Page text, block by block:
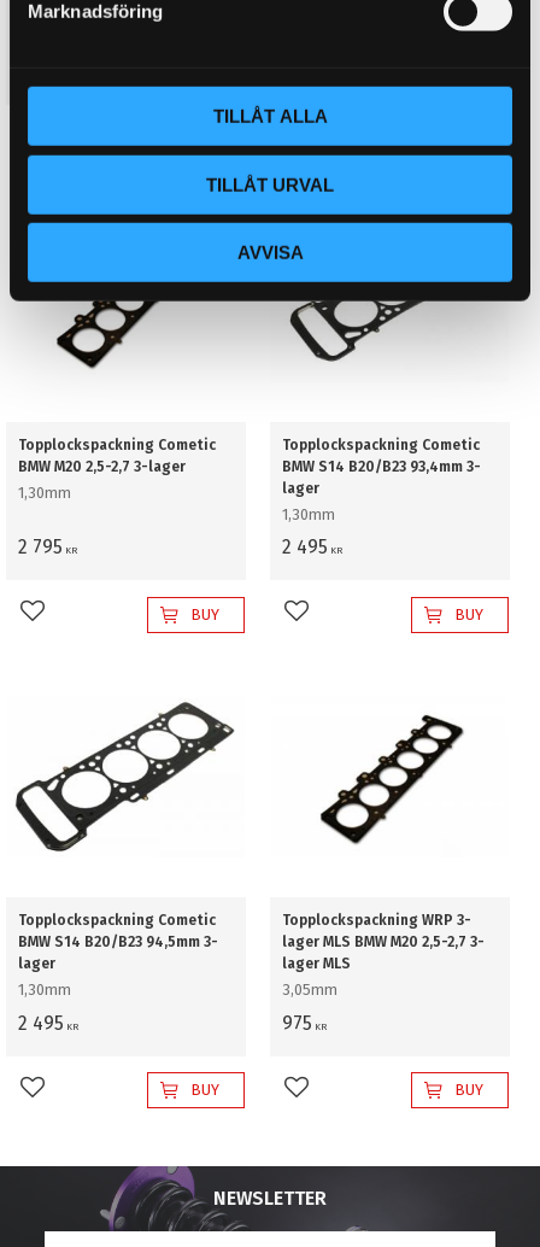
Marknadsföring
TILLÅT ALLA
TILLÅT URVAL
AVVISA
BMW M20 2,5-2,7 3-lager
Add to favorites
BMW M20 2,5-2,7 3-lager
Add to favorites
Topplockspackning Cometic
BMW M20 2,5-2,7 3-lager
1,30mm
2 795 KR
Add to favorites BUY
Topplockspackning Cometic
BMW S14 B20/B23 93,4mm 3-
lager
1,30mm
2 495 KR
Add to favorites BUY
Topplockspackning Cometic
BMW S14 B20/B23 94,5mm 3-
lager
1,30mm
2 495 KR
Add to favorites BUY
Topplockspackning WRP 3-
lager MLS BMW M20 2,5-2,7 3-
lager MLS
3,05mm
975 KR
Add to favorites BUY
NEWSLETTER